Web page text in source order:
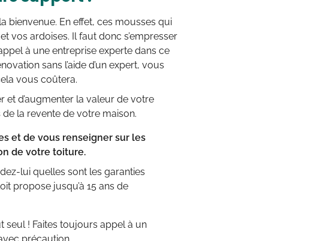
bienvenue. En effet, ces mousses qui
vos ardoises. Il faut donc s’empresser
à une entreprise experte dans ce
sans l’aide d’un expert, vous
vous coûtera.
et d’augmenter la valeur de votre
la revente de votre maison.
et de vous renseigner sur les
de votre toiture.
lui quelles sont les garanties
propose jusqu’à 15 ans de
seul ! Faites toujours appel à un
précaution.